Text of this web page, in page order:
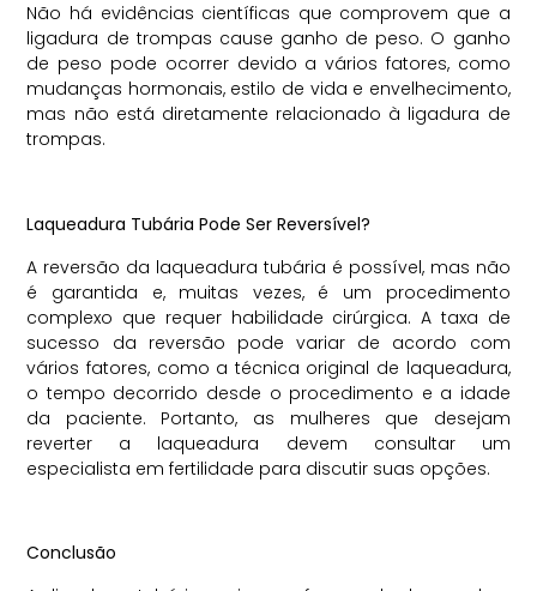
Não há evidências científicas que comprovem que a
ligadura de trompas cause ganho de peso. O ganho
de peso pode ocorrer devido a vários fatores, como
mudanças hormonais, estilo de vida e envelhecimento,
mas não está diretamente relacionado à ligadura de
trompas.
Laqueadura Tubária Pode Ser Reversível?
A reversão da laqueadura tubária é possível, mas não
é garantida e, muitas vezes, é um procedimento
complexo que requer habilidade cirúrgica. A taxa de
sucesso da reversão pode variar de acordo com
vários fatores, como a técnica original de laqueadura,
o tempo decorrido desde o procedimento e a idade
da paciente. Portanto, as mulheres que desejam
reverter a laqueadura devem consultar um
especialista em fertilidade para discutir suas opções.
Conclusão